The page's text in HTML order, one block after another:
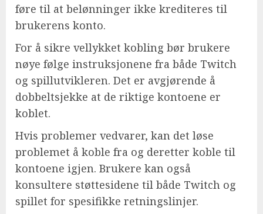
føre til at belønninger ikke krediteres til
brukerens konto.
For å sikre vellykket kobling bør brukere
nøye følge instruksjonene fra både Twitch
og spillutvikleren. Det er avgjørende å
dobbeltsjekke at de riktige kontoene er
koblet.
Hvis problemer vedvarer, kan det løse
problemet å koble fra og deretter koble til
kontoene igjen. Brukere kan også
konsultere støttesidene til både Twitch og
spillet for spesifikke retningslinjer.